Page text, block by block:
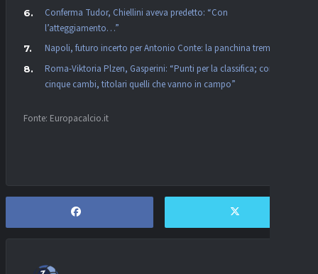
Conferma Tudor, Chiellini aveva predetto: “Con
l’atteggiamento…”
Napoli, futuro incerto per Antonio Conte: la panchina trema
Roma-Viktoria Plzen, Gasperini: “Punti per la classifica; con
cinque cambi, titolari quelli che vanno in campo”
Fonte: Europacalcio.it